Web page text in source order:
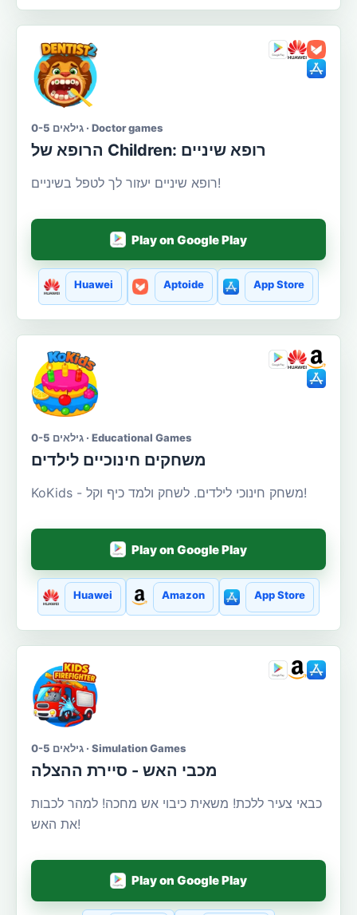
גילאים 0-5 · Doctor games
הרופא של Сhildren: רופא שיניים
רופא שיניים יעזור לך לטפל בשיניים!
Play on Google Play
Huawei Aptoide App Store
גילאים 0-5 · Educational Games
משחקים חינוכיים לילדים
KoKids - משחק חינוכי לילדים. לשחק ולמד כיף וקל!
Play on Google Play
Huawei Amazon App Store
גילאים 0-5 · Simulation Games
מכבי האש - סיירת ההצלה
כבאי צעיר ללכת! משאית כיבוי אש מחכה! למהר לכבות
את האש!
Play on Google Play